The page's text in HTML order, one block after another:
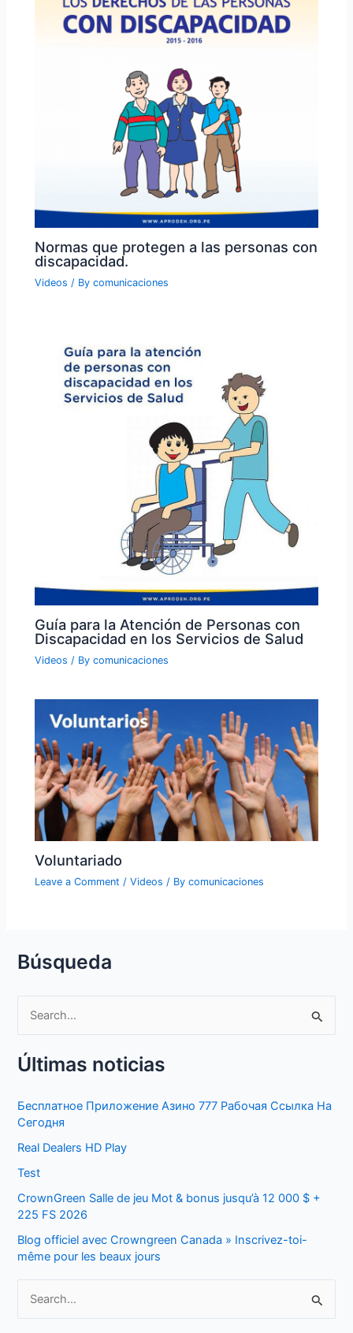
Normas que protegen a las personas con
discapacidad.
Videos / Bycomunicaciones
Guía para la Atención de Personas con
Discapacidad en los Servicios de Salud
Videos / Bycomunicaciones
Voluntariado
Leave a Comment /Videos / Bycomunicaciones
Búsqueda
a
c
f
o
r
Últimas noticias
Бесплатное Приложение Азино 777 Рабочая Ссылка На
Сегодня
Real Dealers HD Play
Test
CrownGreen Salle de jeu Mot & bonus jusqu’à 12 000 $ +
225 FS 2026
Blog officiel avec Crowngreen Canada » Inscrivez-toi-
même pour les beaux jours